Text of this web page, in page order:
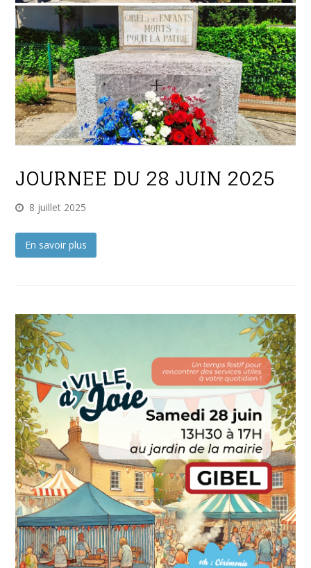
JOURNEE DU 28 JUIN 2025
8 juillet 2025
En savoir plus